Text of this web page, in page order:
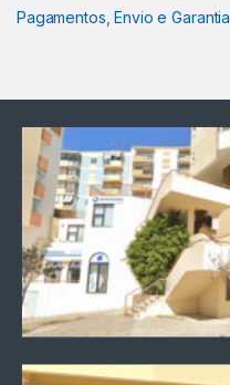
Pagamentos, Envio e Garantia